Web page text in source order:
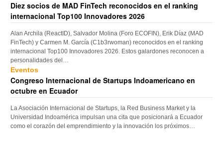
Diez socios de MAD FinTech reconocidos en el ranking
internacional Top100 Innovadores 2026
Alan Archila (ReactID), Salvador Molina (Foro ECOFIN), Erik Díaz (MAD
FinTech) y Carmen M. García (C1b3rwoman) reconocidos en el ranking
internacional Top100 Innovadores 2026. Estos galardones reconocen a
personalidades del…
Eventos
Congreso Internacional de Startups Indoamericano en
octubre en Ecuador
La Asociación Internacional de Startups, la Red Business Market y la
Universidad Indoamérica impulsan una cita que posicionará a Ecuador
como el corazón del emprendimiento y la innovación los próximos…